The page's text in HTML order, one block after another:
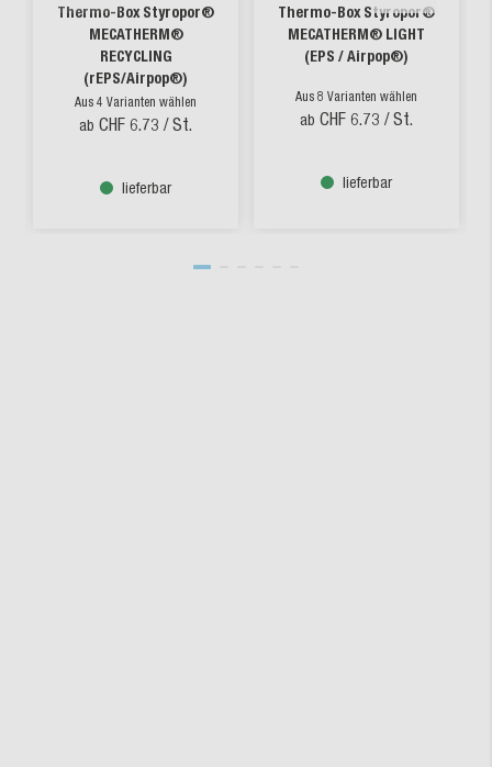
Thermo-Box Styropor®
MECATHERM®
RECYCLING
(rEPS/Airpop®)
Aus 4 Varianten wählen
ab CHF 6.73 / St.
lieferbar
Thermo-Box Styropor®
MECATHERM® LIGHT
(EPS / Airpop®)
Aus 8 Varianten wählen
ab CHF 6.73 / St.
lieferbar